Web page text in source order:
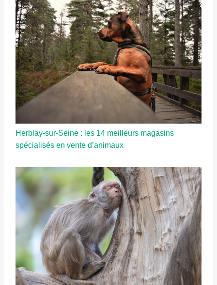
Herblay-sur-Seine : les 14 meilleurs magasins
spécialisés en vente d’animaux